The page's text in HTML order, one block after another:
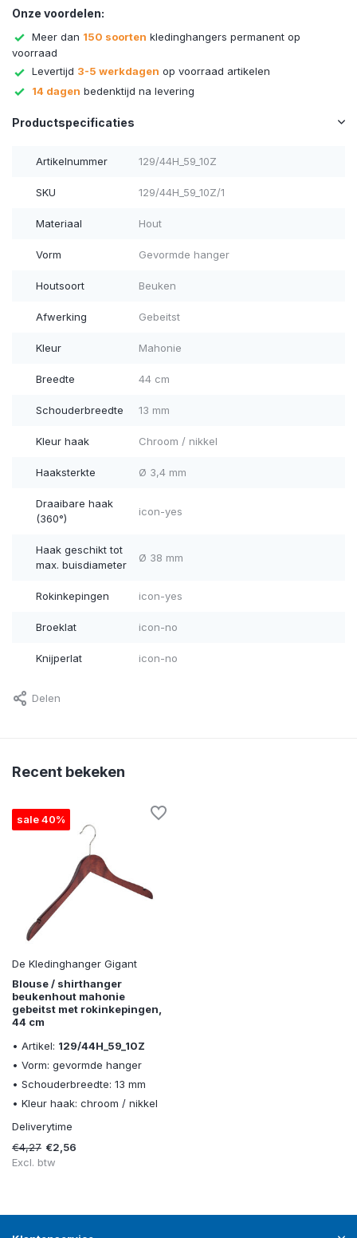
Onze voordelen:
Meer dan 150 soorten kledinghangers permanent op
voorraad
Levertijd 3-5 werkdagen op voorraad artikelen
14 dagen bedenktijd na levering
Productspecificaties
Artikelnummer 129/44H_59_10Z
SKU 129/44H_59_10Z/1
Materiaal Hout
Vorm Gevormde hanger
Houtsoort Beuken
Afwerking Gebeitst
Kleur Mahonie
Breedte 44 cm
Schouderbreedte 13 mm
Kleur haak Chroom / nikkel
Haaksterkte Ø 3,4 mm
Draaibare haak
(360°)
icon-yes
Haak geschikt tot
max. buisdiameter
Ø 38 mm
Rokinkepingen icon-yes
Broeklat icon-no
Knijperlat icon-no
Delen
Recent bekeken
sale 40%
De Kledinghanger Gigant
Blouse / shirthanger
beukenhout mahonie
gebeitst met rokinkepingen,
44 cm
• Artikel: 129/44H_59_10Z
• Vorm: gevormde hanger
• Schouderbreedte: 13 mm
• Kleur haak: chroom / nikkel
Deliverytime
€4,27 €2,56
Excl. btw